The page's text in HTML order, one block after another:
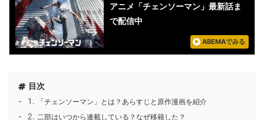
アニメ「チェンソーマン」最新話ま
で配信中
ABEMAでみる
目次
「チェンソーマン」とは？あらすじと原作漫画を紹介
二部はいつから連載している？なぜ移籍した？